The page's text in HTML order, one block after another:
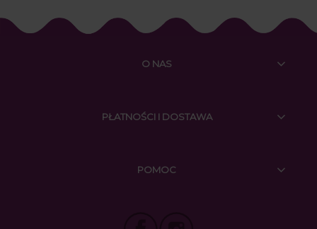
O NAS
PŁATNOŚCI I DOSTAWA
POMOC